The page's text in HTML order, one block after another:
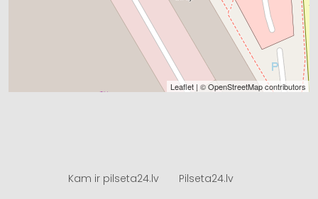
Leaflet | ©OpenStreetMapcontributors
Kam ir pilseta24.lv
Pilseta24.lv